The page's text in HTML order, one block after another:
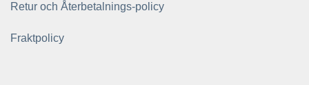
Retur och Återbetalnings-policy
Fraktpolicy